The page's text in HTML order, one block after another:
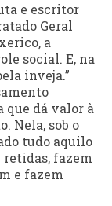
e escritor
Geral
a
social. E, na
inveja.”
que dá valor à
Nela, sob o
tudo aquilo
retidas, fazem
e fazem